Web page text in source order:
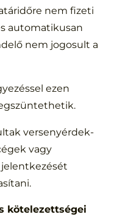
nem fizeti
automatikusan
nem jogosult a
ezen
versenyérdek-
vagy
kötelezettségei